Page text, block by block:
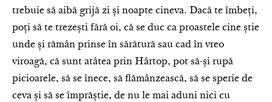
trebuie să aibă grijă zi și noapte cineva. Dacă te îmbeți,
poți să te trezești fără oi, că se duc ca proastele cine știe
unde și rămân prinse în sărătură sau cad în vreo
viroagă, că sunt atâtea prin Hârtop, pot să-și rupă
picioarele, să se înece, să flămânzească, să se sperie de
ceva și să se împrăștie, de nu le mai aduni nici cu